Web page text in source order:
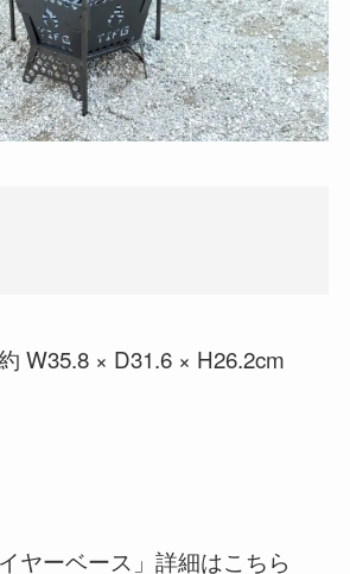
W35.8 × D31.6 × H26.2cm
ヤーベース」詳細はこちら